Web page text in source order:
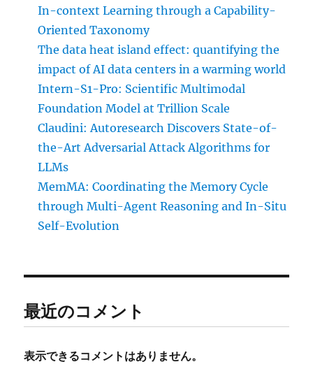
In-context Learning through a Capability-
Oriented Taxonomy
The data heat island effect: quantifying the
impact of AI data centers in a warming world
Intern-S1-Pro: Scientific Multimodal
Foundation Model at Trillion Scale
Claudini: Autoresearch Discovers State-of-
the-Art Adversarial Attack Algorithms for
LLMs
MemMA: Coordinating the Memory Cycle
through Multi-Agent Reasoning and In-Situ
Self-Evolution
最近のコメント
表示できるコメントはありません。